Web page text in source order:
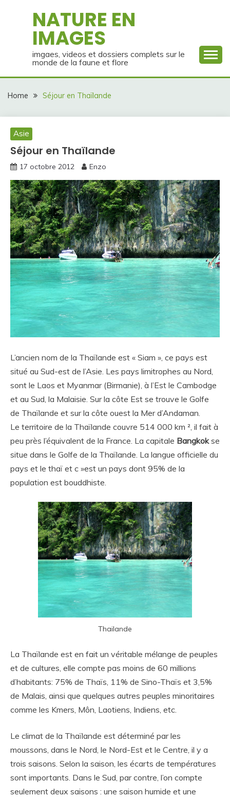
NATURE EN
IMAGES
imgaes, videos et dossiers complets sur le
monde de la faune et flore
Home Séjour en Thaïlande
Asie
Séjour en Thaïlande
17 octobre 2012 Enzo
L’ancien nom de la Thaïlande est « Siam », ce pays est
situé au Sud-est de l’Asie. Les pays limitrophes au Nord,
sont le Laos et Myanmar (Birmanie), à l’Est le Cambodge
et au Sud, la Malaisie. Sur la côte Est se trouve le Golfe
de Thaïlande et sur la côte ouest la Mer d’Andaman.
Le territoire de la Thaïlande couvre 514 000 km ², il fait à
peu près l’équivalent de la France. La capitale Bangkokse
situe dans le Golfe de la Thaïlande. La langue officielle du
pays et le thaï et c »est un pays dont 95% de la
population est bouddhiste.
Thailande
La Thaïlande est en fait un véritable mélange de peuples
et de cultures, elle compte pas moins de 60 millions
d’habitants: 75% de Thaïs, 11% de Sino-Thaïs et 3,5%
de Malais, ainsi que quelques autres peuples minoritaires
comme les Kmers, Môn, Laotiens, Indiens, etc.
Le climat de la Thaïlande est déterminé par les
moussons, dans le Nord, le Nord-Est et le Centre, il y a
trois saisons. Selon la saison, les écarts de températures
sont importants. Dans le Sud, par contre, l’on compte
seulement deux saisons : une saison humide et une